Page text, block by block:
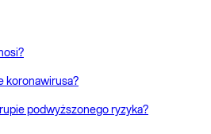
koronawirusa?
podwyższonego ryzyka?